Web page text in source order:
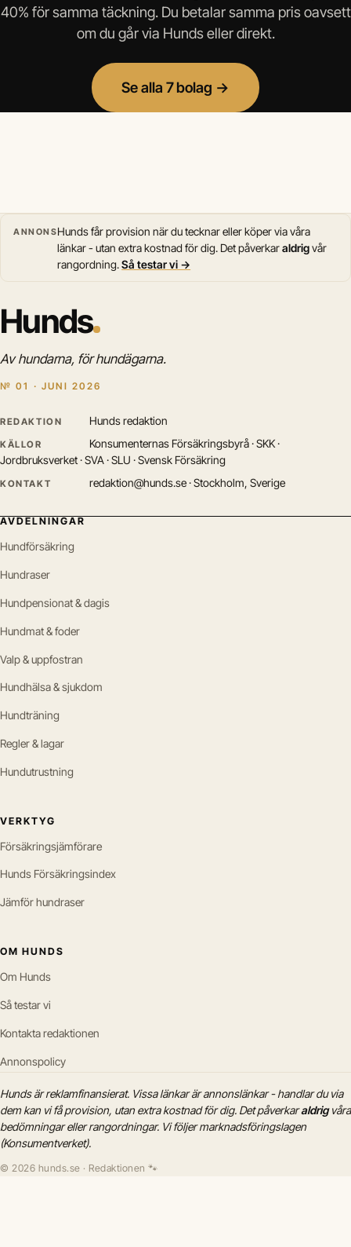
40% för samma täckning. Du betalar samma pris oavsett
om du går via Hunds eller direkt.
Se alla 7 bolag →
ANNONSHunds får provision när du tecknar eller köper via våra
länkar - utan extra kostnad för dig. Det påverkaraldrigvår
rangordning.Så testar vi →
Hunds
Av hundarna, för hundägarna.
№ 01 · JUNI 2026
REDAKTION Hunds redaktion
KÄLLOR
Konsumenternas Försäkringsbyrå · SKK ·
Jordbruksverket · SVA · SLU · Svensk Försäkring
KONTAKT redaktion@hunds.se · Stockholm, Sverige
AVDELNINGAR
Hundförsäkring
Hundraser
Hundpensionat & dagis
Hundmat & foder
Valp & uppfostran
Hundhälsa & sjukdom
Hundträning
Regler & lagar
Hundutrustning
VERKTYG
Försäkringsjämförare
Hunds Försäkringsindex
Jämför hundraser
OM HUNDS
Om Hunds
Så testar vi
Kontakta redaktionen
Annonspolicy
Hunds är reklamfinansierat. Vissa länkar är annonslänkar - handlar du via
dem kan vi få provision, utan extra kostnad för dig. Det påverkaraldrigvåra
bedömningar eller rangordningar. Vi följer marknadsföringslagen
(Konsumentverket).
© 2026 hunds.se · Redaktionen 🐾